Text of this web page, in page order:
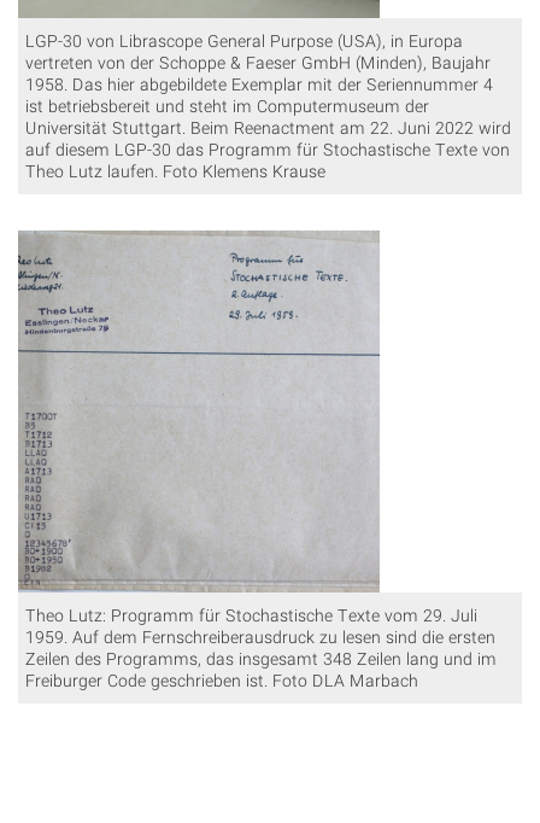
LGP-30 von Librascope General Purpose (USA), in Europa
vertreten von der Schoppe & Faeser GmbH (Minden), Baujahr
1958. Das hier abgebildete Exemplar mit der Seriennummer 4
ist betriebsbereit und steht im Computermuseum der
Universität Stuttgart. Beim Reenactment am 22. Juni 2022 wird
auf diesem LGP-30 das Programm für Stochastische Texte von
Theo Lutz laufen. Foto Klemens Krause
Theo Lutz: Programm für Stochastische Texte vom 29. Juli
1959. Auf dem Fernschreiberausdruck zu lesen sind die ersten
Zeilen des Programms, das insgesamt 348 Zeilen lang und im
Freiburger Code geschrieben ist. Foto DLA Marbach